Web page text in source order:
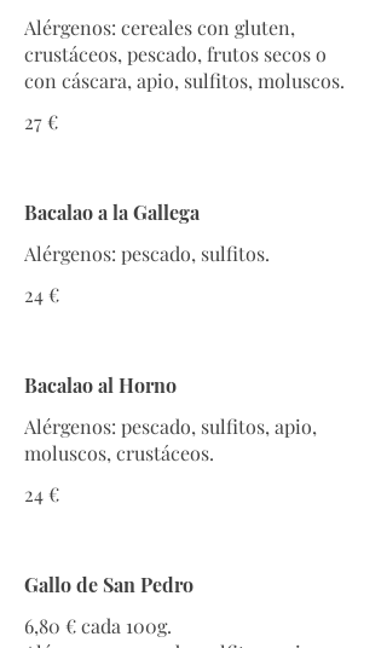
Alérgenos: cereales con gluten,
crustáceos, pescado, frutos secos o
con cáscara, apio, sulfitos, moluscos.
27 €
Bacalao a la Gallega
Alérgenos: pescado, sulfitos.
24 €
Bacalao al Horno
Alérgenos: pescado, sulfitos, apio,
moluscos, crustáceos.
24 €
Gallo de San Pedro
6,80 € cada 100g.